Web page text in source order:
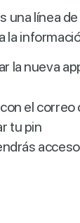
una línea
la
la nueva
el
tu pin